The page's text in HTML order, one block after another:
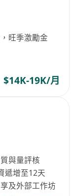
旺季激勵金
$14K-19K/月
與量評核
遞增至12天
及外部工作坊